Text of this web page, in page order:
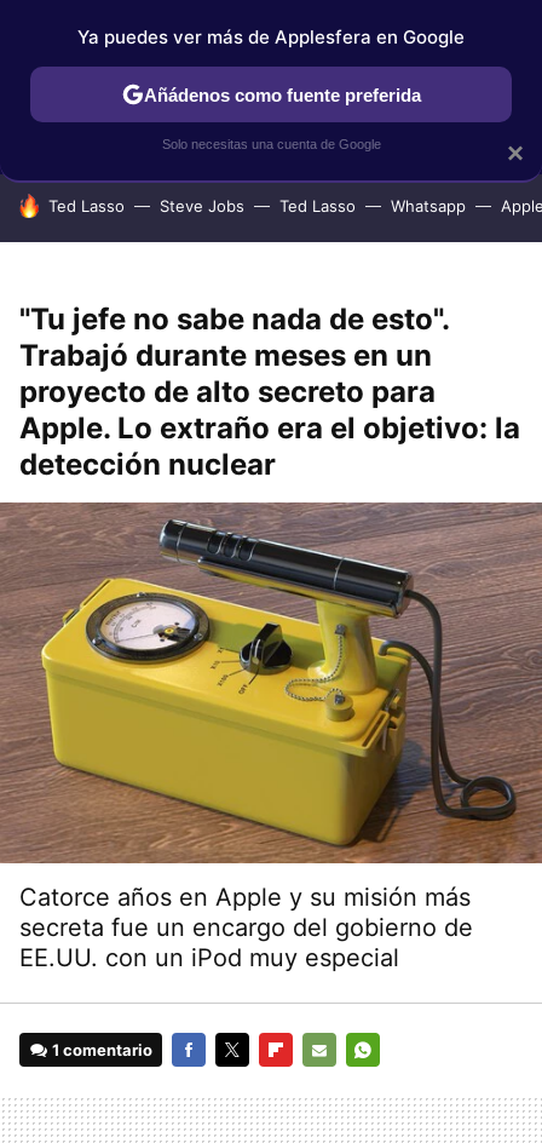
IPHONE TUTORIALES APPLESFERA SELECCIÓN
HOY SE HABLA DE
Ted Lasso Steve Jobs Ted Lasso Whatsapp
"Tu jefe no sabe nada de esto".
Trabajó durante meses en un
proyecto de alto secreto para
Apple. Lo extraño era el objetivo: la
detección nuclear
Catorce años en Apple y su misión más
secreta fue un encargo del gobierno de
EE.UU. con un iPod muy especial
1 comentario
MAIL
×
Ya puedes ver más de Applesfera en Google
Añádenos como fuente preferida
Solo necesitas una cuenta de Google